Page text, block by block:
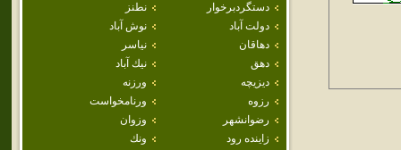
دستگردبرخوار
نطنز
دولت آباد
نوش آباد
دهاقان
نياسر
دهق
نيك آباد
ديزيچه
ورزنه
رزوه
ورنامخواست
رضوانشهر
وزوان
زاينده رود
ونك